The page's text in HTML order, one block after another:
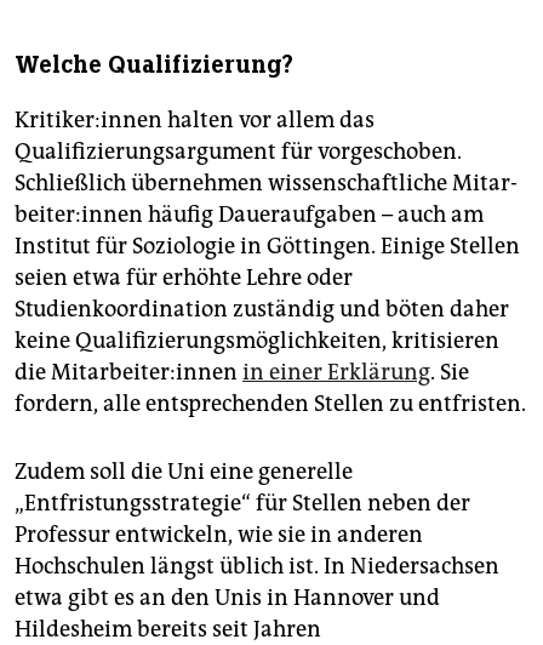
Welche Qualifizierung?
Kri­ti­ke­r:in­nen halten vor allem das
Qualifizierungsargument für vorgeschoben.
Schließlich übernehmen wissenschaftliche Mit­ar­
bei­te­r:in­nen häufig Daueraufgaben – auch am
Institut für Soziologie in Göttingen. Einige Stellen
seien etwa für erhöhte Lehre oder
Studienkoordination zuständig und böten daher
keine Qualifizierungsmöglichkeiten, kritisieren
die Mit­ar­bei­te­r:in­nen in einer Erklärung. Sie
fordern, alle entsprechenden Stellen zu entfristen.
Zudem soll die Uni eine generelle
„Entfristungsstrategie“ für Stellen neben der
Professur entwickeln, wie sie in anderen
Hochschulen längst üblich ist. In Niedersachsen
etwa gibt es an den Unis in Hannover und
Hildesheim bereits seit Jahren